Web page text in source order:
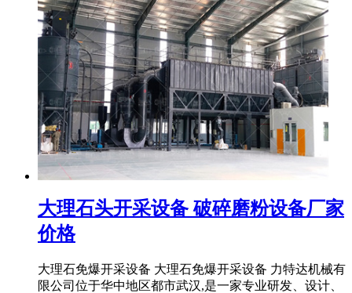
大理石头开采设备 破碎磨粉设备厂家
价格
大理石免爆开采设备 大理石免爆开采设备 力特达机械有
限公司位于华中地区都市武汉,是一家专业研发、设计、